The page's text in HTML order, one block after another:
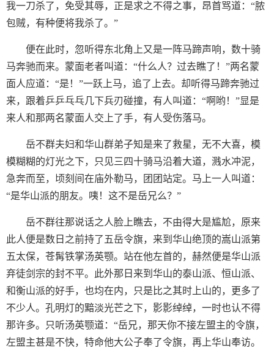
我一刀杀了，免受其辱，正是求之不得之事，昂首骂道：“脓
包贼，有种便将我杀了。”
便在此时，忽听得东北角上又是一阵马蹄声响，数十骑
马奔驰而来。蒙面老者叫道：“什么人？过去瞧了！”两名蒙
面人应道：“是！”一跃上马，追了上去。却听得马蹄奔驰过
来，跟着乒乒乓乓几下兵刃碰撞，有人叫道：“啊哟！”显是
来人和那两名蒙面人交上了手，有人受伤落马。
岳不群夫妇和华山群弟子知是来了救星，无不大喜，模
模糊糊的灯光之下，只见三四十骑马沿着大道，溅水冲泥，
急奔而至，顷刻间在庙外勒马，团团站定。马上一人叫道：
“是华山派的朋友。咦！这不是岳兄么？”
岳不群往那说话之人脸上瞧去，不由得大是尴尬，原来
此人便是数日之前持了五岳令旗，来到华山绝顶的嵩山派第
五太保，苍髯铁掌汤英颚。站在他左首的，赫然便是华山派
弃徒剑宗的封不平。此外那日来到华山的泰山派、恒山派、
和衡山派的好手，也均在内，只是比之其时上山的，更多了
不少人。孔明灯的黯淡光芒之下，影影绰绰，一时也认不得
那许多。只听汤英颚道：“岳兄，那天你不接左盟主的令旗，
左盟主甚是不快，特命他大公子奉了令旗，再上华山奉访。